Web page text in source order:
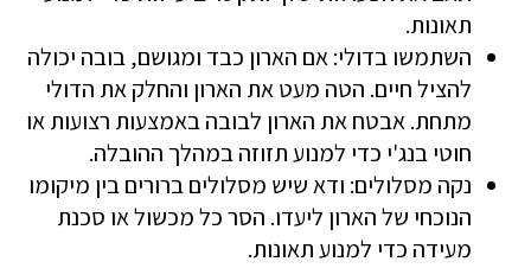
תאונות.
השתמשו בדולי: אם הארון כבד ומגושם, בובה יכולה
להציל חיים. הטה מעט את הארון והחלק את הדולי
מתחת. אבטח את הארון לבובה באמצעות רצועות או
חוטי בנג'י כדי למנוע תזוזה במהלך ההובלה.
נקה מסלולים: ודא שיש מסלולים ברורים בין מיקומו
הנוכחי של הארון ליעדו. הסר כל מכשול או סכנת
מעידה כדי למנוע תאונות.